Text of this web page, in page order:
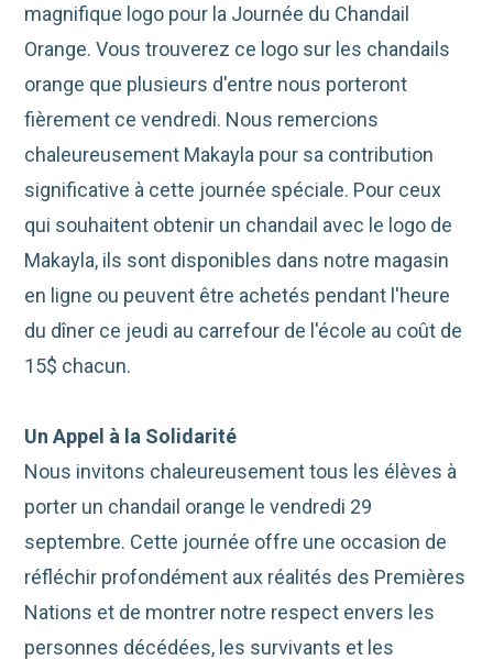
magnifique logo pour la Journée du Chandail
Orange. Vous trouverez ce logo sur les chandails
orange que plusieurs d'entre nous porteront
fièrement ce vendredi. Nous remercions
chaleureusement Makayla pour sa contribution
significative à cette journée spéciale. Pour ceux
qui souhaitent obtenir un chandail avec le logo de
Makayla, ils sont disponibles dans notre magasin
en ligne ou peuvent être achetés pendant l'heure
du dîner ce jeudi au carrefour de l'école au coût de
15$ chacun.
Un Appel à la Solidarité
Nous invitons chaleureusement tous les élèves à
porter un chandail orange le vendredi 29
septembre. Cette journée offre une occasion de
réfléchir profondément aux réalités des Premières
Nations et de montrer notre respect envers les
personnes décédées, les survivants et les